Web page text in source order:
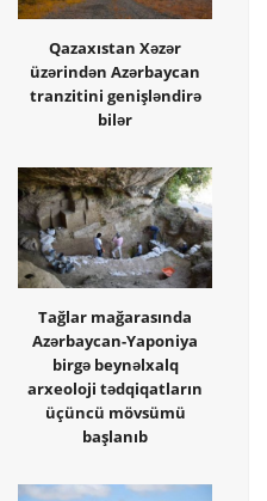
Qazaxıstan Xəzər
üzərindən Azərbaycan
tranzitini genişləndirə
bilər
Tağlar mağarasında
Azərbaycan-Yaponiya
birgə beynəlxalq
arxeoloji tədqiqatların
üçüncü mövsümü
başlanıb